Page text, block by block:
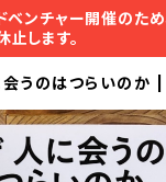
ベンチャー開催のた
します。
うのはつらいのか |